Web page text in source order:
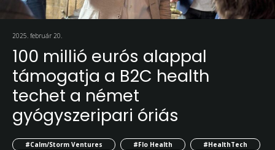
2025. február 20.
100 millió eurós alappal
támogatja a B2C health
techet a német
gyógyszeripari óriás
#Calm/Storm Ventures #Flo Health
#HealthTech